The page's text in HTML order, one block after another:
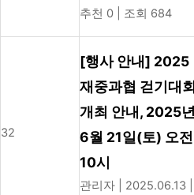
추천 0
조회 684
32
[행사 안내] 2025
재중과협 걷기대회
개최 안내, 2025년
6월 21일(토) 오전
10시
관리자 2025.06.13